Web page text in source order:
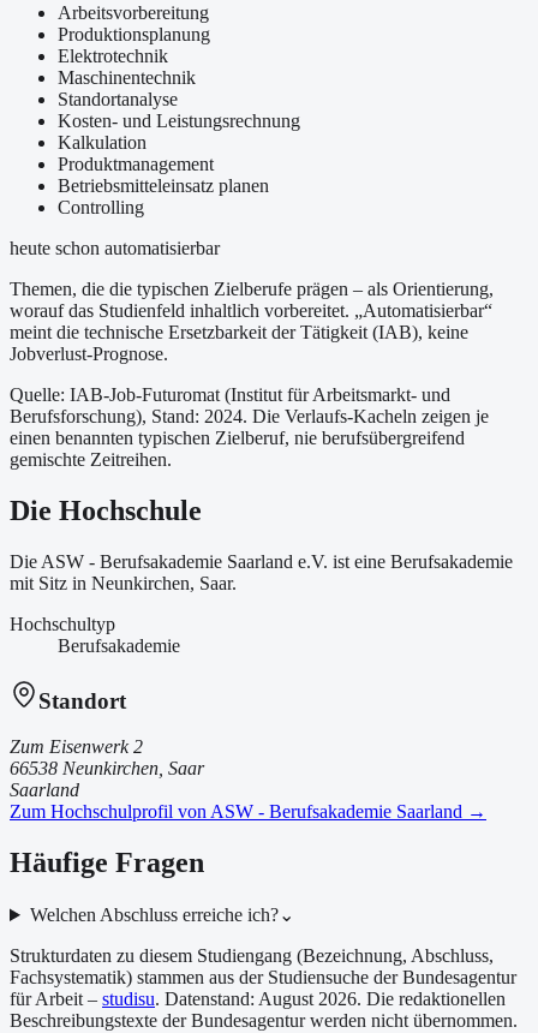
Arbeitsvorbereitung
Produktionsplanung
Elektrotechnik
Maschinentechnik
Standortanalyse
Kosten- und Leistungsrechnung
Kalkulation
Produktmanagement
Betriebsmitteleinsatz planen
Controlling
heute schon automatisierbar
Themen, die die typischen Zielberufe prägen – als Orientierung,
worauf das Studienfeld inhaltlich vorbereitet. „Automatisierbar“
meint die technische Ersetzbarkeit der Tätigkeit (IAB), keine
Jobverlust-Prognose.
Quelle: IAB-Job-Futuromat (Institut für Arbeitsmarkt- und
Berufsforschung), Stand: 2024. Die Verlaufs-Kacheln zeigen je
einen benannten typischen Zielberuf, nie berufsübergreifend
gemischte Zeitreihen.
Die Hochschule
Die ASW - Berufsakademie Saarland e.V. ist eine Berufsakademie
mit Sitz in Neunkirchen, Saar.
Hochschultyp
Berufsakademie
Standort
Zum Eisenwerk 2
66538 Neunkirchen, Saar
Saarland
Zum Hochschulprofil von ASW - Berufsakademie Saarland →
Häufige Fragen
Welchen Abschluss erreiche ich?⌄
Strukturdaten zu diesem Studiengang (Bezeichnung, Abschluss,
Fachsystematik) stammen aus der Studiensuche der Bundesagentur
für Arbeit – studisu. Datenstand: August 2026. Die redaktionellen
Beschreibungstexte der Bundesagentur werden nicht übernommen.